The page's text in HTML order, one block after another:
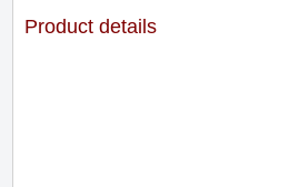
Product details